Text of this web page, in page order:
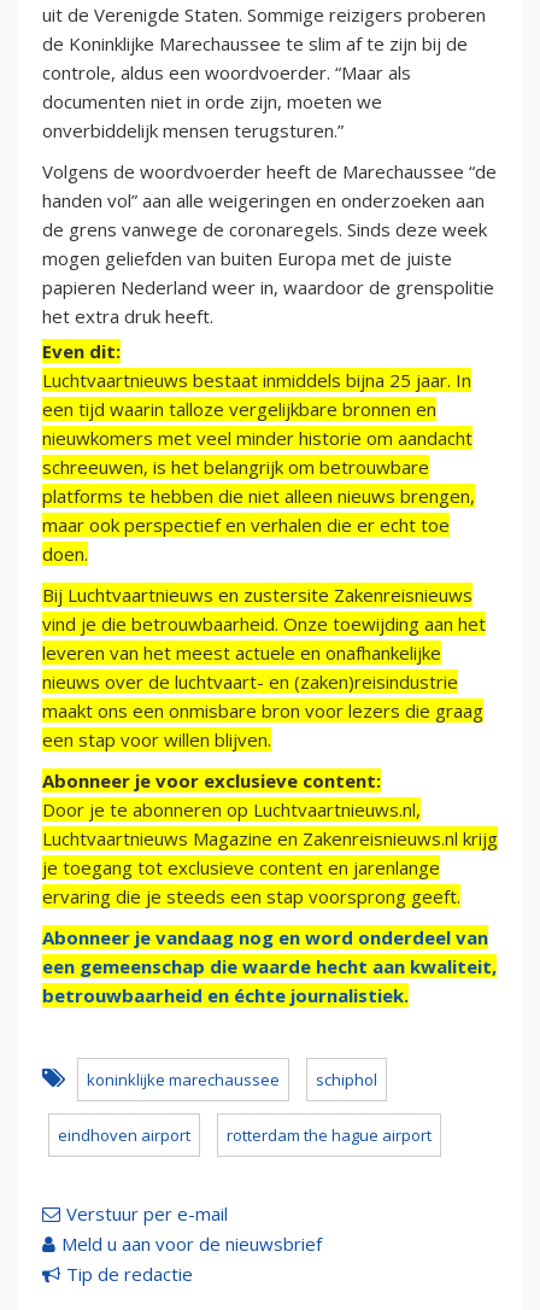
uit de Verenigde Staten. Sommige reizigers proberen
de Koninklijke Marechaussee te slim af te zijn bij de
controle, aldus een woordvoerder. “Maar als
documenten niet in orde zijn, moeten we
onverbiddelijk mensen terugsturen.”
Volgens de woordvoerder heeft de Marechaussee “de
handen vol” aan alle weigeringen en onderzoeken aan
de grens vanwege de coronaregels. Sinds deze week
mogen geliefden van buiten Europa met de juiste
papieren Nederland weer in, waardoor de grenspolitie
het extra druk heeft.
Even dit:
Luchtvaartnieuws bestaat inmiddels bijna 25 jaar. In
een tijd waarin talloze vergelijkbare bronnen en
nieuwkomers met veel minder historie om aandacht
schreeuwen, is het belangrijk om betrouwbare
platforms te hebben die niet alleen nieuws brengen,
maar ook perspectief en verhalen die er echt toe
doen.
Bij Luchtvaartnieuws en zustersite Zakenreisnieuws
vind je die betrouwbaarheid. Onze toewijding aan het
leveren van het meest actuele en onafhankelijke
nieuws over de luchtvaart- en (zaken)reisindustrie
maakt ons een onmisbare bron voor lezers die graag
een stap voor willen blijven.
Abonneer je voor exclusieve content:
Door je te abonneren op Luchtvaartnieuws.nl,
Luchtvaartnieuws Magazine en Zakenreisnieuws.nl krijg
je toegang tot exclusieve content en jarenlange
ervaring die je steeds een stap voorsprong geeft.
Abonneer je vandaag nog en word onderdeel van
een gemeenschap die waarde hecht aan kwaliteit,
betrouwbaarheid en échte journalistiek.
koninklijke marechaussee schiphol
eindhoven airport rotterdam the hague airport
Verstuur per e-mail
Meld u aan voor de nieuwsbrief
Tip de redactie